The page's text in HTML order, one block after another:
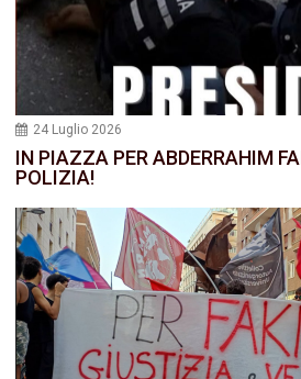
24 Luglio 2026
IN PIAZZA PER ABDERRAHIM
POLIZIA!